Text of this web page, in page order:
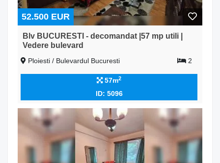
52.500 EUR
Blv BUCURESTI - decomandat |57 mp utili |
Vedere bulevard
Ploiesti / Bulevardul Bucuresti 2
57m2
ID: 5096